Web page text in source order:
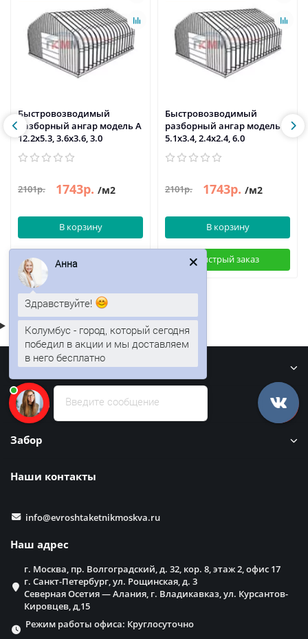
Быстровозводимый
разборный ангар модель A
12.2x5.3, 3.6x3.6, 3.0
2101р. 1743р. /м2
В корзину
Быстрый заказ
Быстровозводимый
разборный ангар модель P
5.1x3.4, 2.4x2.4, 6.0
2101р. 1743р. /м2
В корзину
Быстрый заказ
Информация
Кровля
Забор
Наши контакты
info@evroshtaketnikmoskva.ru
Наш адрес
г. Москва, пр. Волгоградский, д. 32, кор. 8, этаж 2, офис 17
г. Санкт-Петербург, ул. Рощинская, д. 3
Северная Осетия — Алания, г. Владикавказ, ул. Курсантов-
Кировцев, д,15
Режим работы офиса: Круглосуточно
Введите сообщение
Анна
Здравствуйте!
Колумбус - город, который сегодня
победил в акции и мы доставляем
в него бесплатно